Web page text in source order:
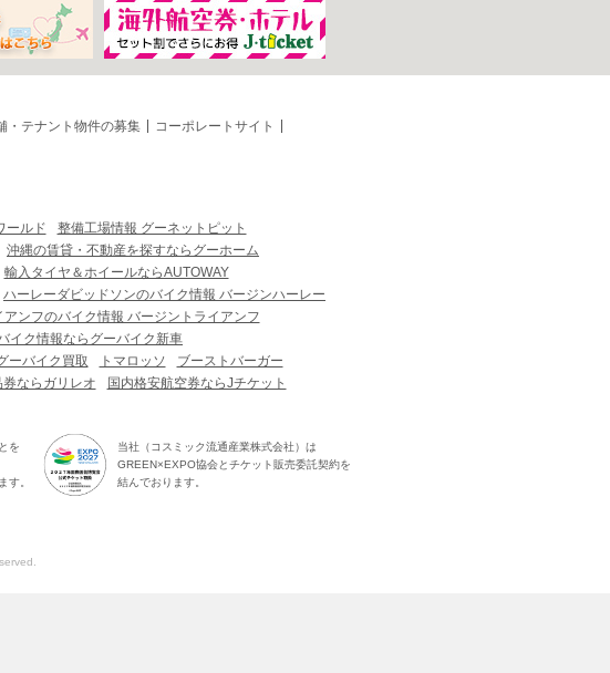
・テナント物件の募集 コーポレートサイト
ールド
整備工場情報 グーネットピット
沖縄の賃貸・不動産を探すならグーホーム
輸入タイヤ＆ホイールならAUTOWAY
ハーレーダビッドソンのバイク情報 バージンハーレー
アンフのバイク情報 バージントライアンフ
イク情報ならグーバイク新車
ーバイク買取 トマロッソ
ブーストバーガー
ならガリレオ
国内格安航空券ならJチケット
を
す。
当社（コスミック流通産業株式会社）は
GREEN×EXPO協会とチケット販売委託契約を
結んでおります。